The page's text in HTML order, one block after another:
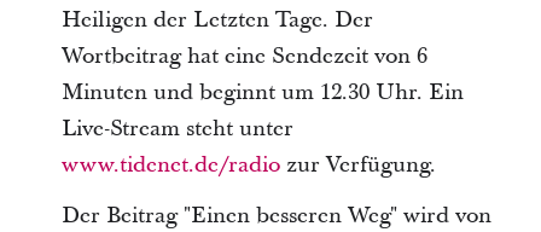
Heiligen der Letzten Tage. Der
Wortbeitrag hat eine Sendezeit von 6
Minuten und beginnt um 12.30 Uhr. Ein
Live-Stream steht unter
www.tidenet.de/radiozur Verfügung.
Der Beitrag "Einen besseren Weg" wird von